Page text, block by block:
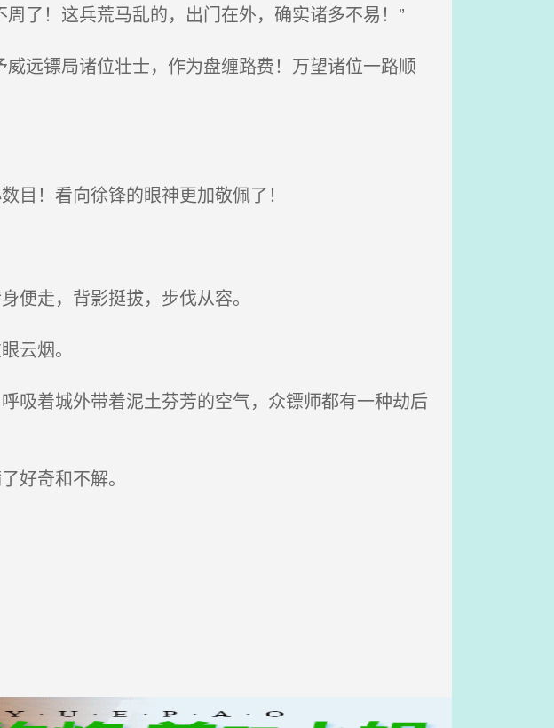
了！这兵荒马乱的，出门在外，确实诸多不易！”
远镖局诸位壮士，作为盘缠路费！万望诸位一路顺
！看向徐锋的眼神更加敬佩了！
走，背影挺拔，步伐从容。
云烟。
吸着城外带着泥土芬芳的空气，众镖师都有一种劫后
好奇和不解。